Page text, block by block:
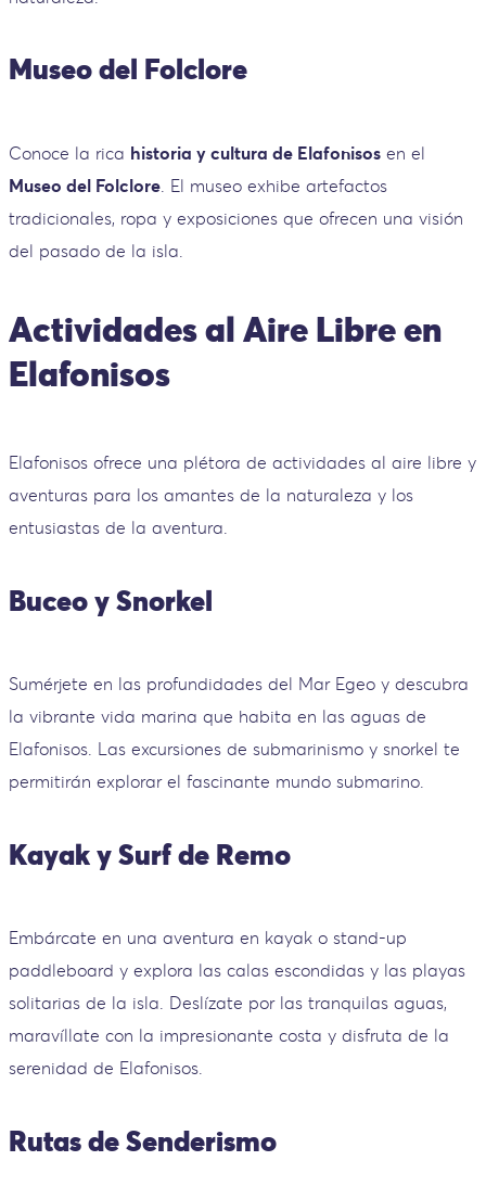
Museo del Folclore
Conoce la rica historia y cultura de Elafonisos en el
Museo del Folclore. El museo exhibe artefactos
tradicionales, ropa y exposiciones que ofrecen una visión
del pasado de la isla.
Actividades al Aire Libre en
Elafonisos
Elafonisos ofrece una plétora de actividades al aire libre y
aventuras para los amantes de la naturaleza y los
entusiastas de la aventura.
Buceo y Snorkel
Sumérjete en las profundidades del Mar Egeo y descubra
la vibrante vida marina que habita en las aguas de
Elafonisos. Las excursiones de submarinismo y snorkel te
permitirán explorar el fascinante mundo submarino.
Kayak y Surf de Remo
Embárcate en una aventura en kayak o stand-up
paddleboard y explora las calas escondidas y las playas
solitarias de la isla. Deslízate por las tranquilas aguas,
maravíllate con la impresionante costa y disfruta de la
serenidad de Elafonisos.
Rutas de Senderismo